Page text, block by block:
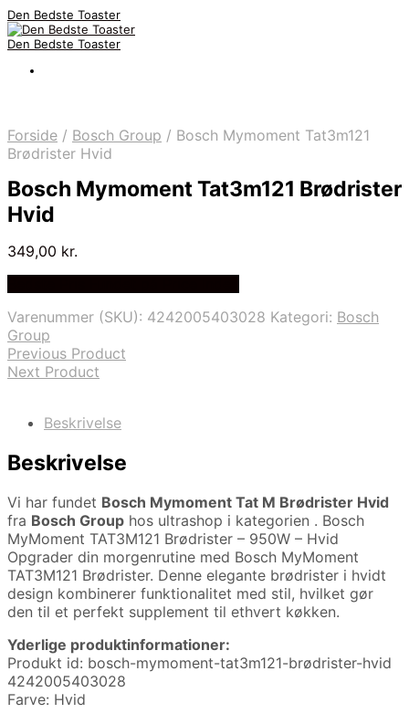
Den Bedste Toaster
Den Bedste Toaster
Forside / Bosch Group / Bosch Mymoment Tat3m121
Brødrister Hvid
Bosch Mymoment Tat3m121 Brødrister
Hvid
349,00 kr.
Varenummer (SKU): 4242005403028 Kategori: Bosch
Group
Previous Product
Next Product
Beskrivelse
Beskrivelse
Vi har fundet Bosch Mymoment Tat M Brødrister Hvid
fra Bosch Group hos ultrashop i kategorien . Bosch
MyMoment TAT3M121 Brødrister – 950W – Hvid
Opgrader din morgenrutine med Bosch MyMoment
TAT3M121 Brødrister. Denne elegante brødrister i hvidt
design kombinerer funktionalitet med stil, hvilket gør
den til et perfekt supplement til ethvert køkken.
Yderlige produktinformationer:
Produkt id: bosch-mymoment-tat3m121-brødrister-hvid
4242005403028
Farve: Hvid